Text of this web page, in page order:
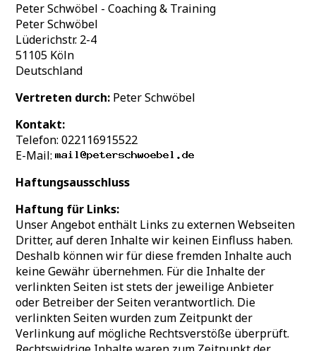
Peter Schwöbel - Coaching & Training
Peter Schwöbel
Lüderichstr. 2-4
51105 Köln
Deutschland
Vertreten durch: Peter Schwöbel
Kontakt:
Telefon: 022116915522
E-Mail:
Haftungsausschluss
Haftung für Links:
Unser Angebot enthält Links zu externen Webseiten
Dritter, auf deren Inhalte wir keinen Einfluss haben.
Deshalb können wir für diese fremden Inhalte auch
keine Gewähr übernehmen. Für die Inhalte der
verlinkten Seiten ist stets der jeweilige Anbieter
oder Betreiber der Seiten verantwortlich. Die
verlinkten Seiten wurden zum Zeitpunkt der
Verlinkung auf mögliche Rechtsverstöße überprüft.